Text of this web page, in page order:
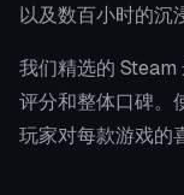
以及数百小时的沉
我们精选的 Steam
评分和整体口碑。
玩家对每款游戏的